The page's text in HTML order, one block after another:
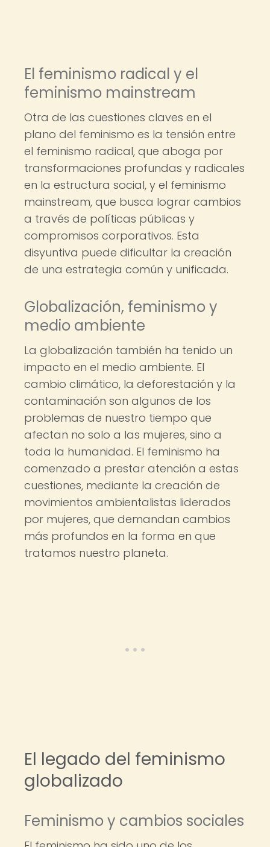
El feminismo radical y el
feminismo mainstream
Otra de las cuestiones claves en el
plano del feminismo es la tensión entre
el feminismo radical, que aboga por
transformaciones profundas y radicales
en la estructura social, y el feminismo
mainstream, que busca lograr cambios
a través de políticas públicas y
compromisos corporativos. Esta
disyuntiva puede dificultar la creación
de una estrategia común y unificada.
Globalización, feminismo y
medio ambiente
La globalización también ha tenido un
impacto en el medio ambiente. El
cambio climático, la deforestación y la
contaminación son algunos de los
problemas de nuestro tiempo que
afectan no solo a las mujeres, sino a
toda la humanidad. El feminismo ha
comenzado a prestar atención a estas
cuestiones, mediante la creación de
movimientos ambientalistas liderados
por mujeres, que demandan cambios
más profundos en la forma en que
tratamos nuestro planeta.
El legado del feminismo
globalizado
Feminismo y cambios sociales